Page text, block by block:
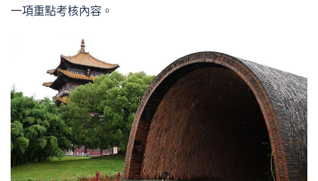
一項重點考核內容。